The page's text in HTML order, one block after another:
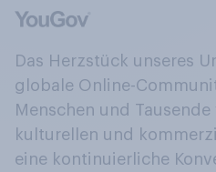
Das Herzstück unseres
globale Online-
Menschen und
kulturellen und
eine kontinuierliche